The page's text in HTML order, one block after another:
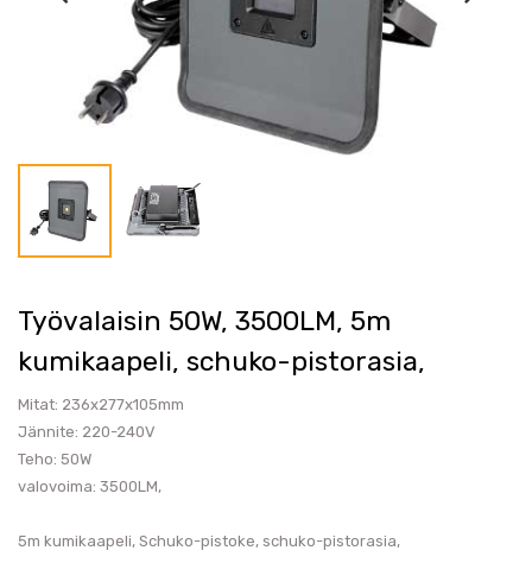
Työvalaisin 50W, 3500LM, 5m
kumikaapeli, schuko-pistorasia,
Mitat: 236x277x105mm
Jännite: 220-240V
Teho: 50W
valovoima: 3500LM,
5m kumikaapeli, Schuko-pistoke, schuko-pistorasia,